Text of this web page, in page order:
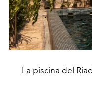
La piscina del